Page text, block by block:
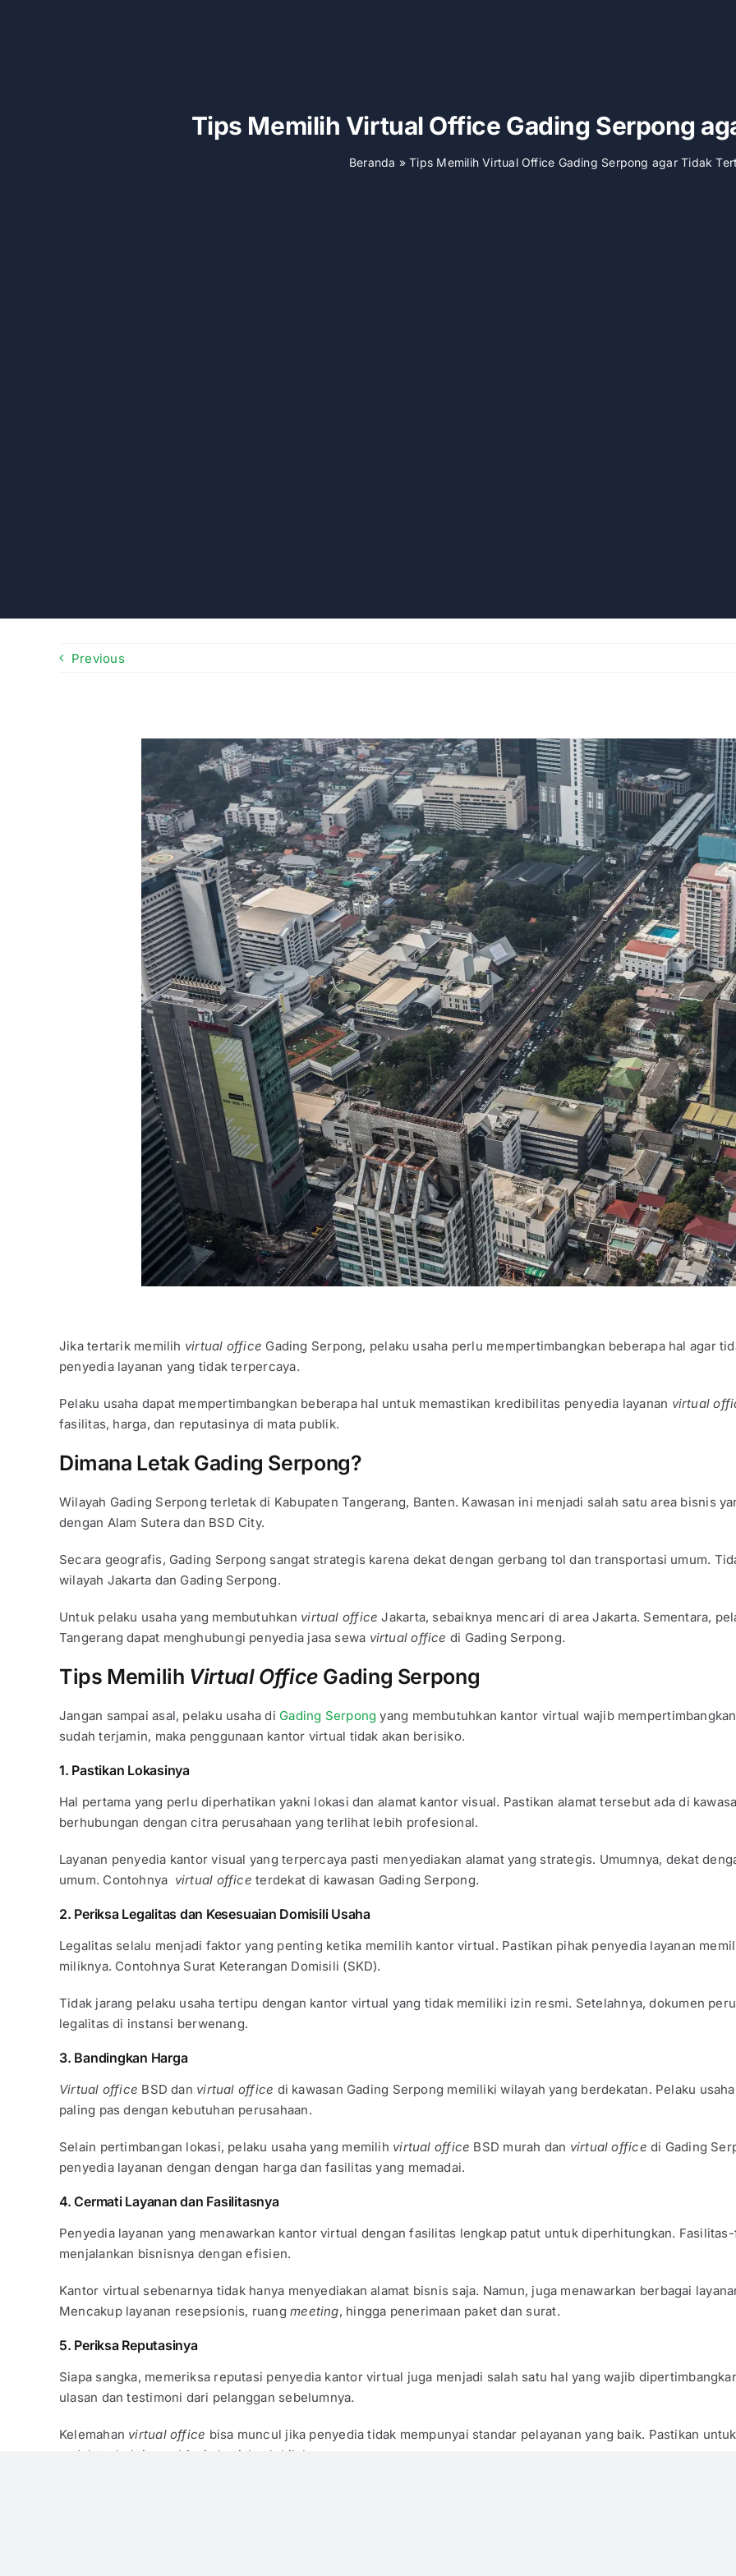
Tips Memilih Virtual Office Gading Serpong
Beranda »Tips Memilih Virtual Office Gading Serpong agar Tidak
Previous
Jika tertarik memilih virtual office Gading Serpong, pelaku usaha perlu mempertimbangkan beberapa hal agar
penyedia layanan yang tidak terpercaya.
Pelaku usaha dapat mempertimbangkan beberapa hal untuk memastikan kredibilitas penyedia layanan virtual
fasilitas, harga, dan reputasinya di mata publik.
Dimana Letak Gading Serpong?
Wilayah Gading Serpong terletak di Kabupaten Tangerang, Banten. Kawasan ini menjadi salah satu area bisnis
dengan Alam Sutera dan BSD City.
Secara geografis, Gading Serpong sangat strategis karena dekat dengan gerbang tol dan transportasi umum.
wilayah Jakarta dan Gading Serpong.
Untuk pelaku usaha yang membutuhkan virtual officeJakarta, sebaiknya mencari di area Jakarta. Sementara,
Tangerang dapat menghubungi penyedia jasa sewa virtual office di Gading Serpong.
Tips Memilih Virtual Office Gading Serpong
Jangan sampai asal, pelaku usaha di Gading Serpong yang membutuhkan kantor virtual wajib
sudah terjamin, maka penggunaan kantor virtual tidak akan berisiko.
1. Pastikan Lokasinya
Hal pertama yang perlu diperhatikan yakni lokasi dan alamat kantor visual. Pastikan alamat tersebut ada di
berhubungan dengan citra perusahaan yang terlihat lebih profesional.
Layanan penyedia kantor visual yang terpercaya pasti menyediakan alamat yang strategis. Umumnya, dekat
umum. Contohnya virtual office terdekat di kawasan Gading Serpong.
2. Periksa Legalitas dan Kesesuaian Domisili Usaha
Legalitas selalu menjadi faktor yang penting ketika memilih kantor virtual. Pastikan pihak penyedia layanan
miliknya. Contohnya Surat Keterangan Domisili (SKD).
Tidak jarang pelaku usaha tertipu dengan kantor virtual yang tidak memiliki izin resmi. Setelahnya, dokumen
legalitas di instansi berwenang.
3. Bandingkan Harga
Virtual office BSD dan virtual office di kawasan Gading Serpong memiliki wilayah yang berdekatan. Pelaku
paling pas dengan kebutuhan perusahaan.
Selain pertimbangan lokasi, pelaku usaha yang memilih virtual office BSD murah dan virtual office di Gading
penyedia layanan dengan dengan harga dan fasilitas yang memadai.
4. Cermati Layanan dan Fasilitasnya
Penyedia layanan yang menawarkan kantor virtual dengan fasilitas lengkap patut untuk diperhitungkan.
menjalankan bisnisnya dengan efisien.
Kantor virtual sebenarnya tidak hanya menyediakan alamat bisnis saja. Namun, juga menawarkan berbagai
Mencakup layanan resepsionis, ruangmeeting, hingga penerimaan paket dan surat.
5. Periksa Reputasinya
Siapa sangka, memeriksa reputasi penyedia kantor virtual juga menjadi salah satu hal yang wajib
ulasan dan testimoni dari pelanggan sebelumnya.
Kelemahan virtual office bisa muncul jika penyedia tidak mempunyai standar pelayanan yang baik. Pastikan
sudah terbukti agar bisnis berjalan lebih lancar.